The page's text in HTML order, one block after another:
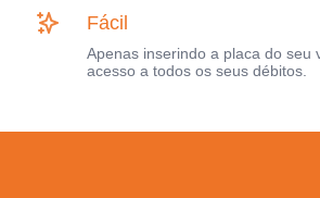
Fácil
Apenas inserindo a placa do seu
acesso a todos os seus débitos.